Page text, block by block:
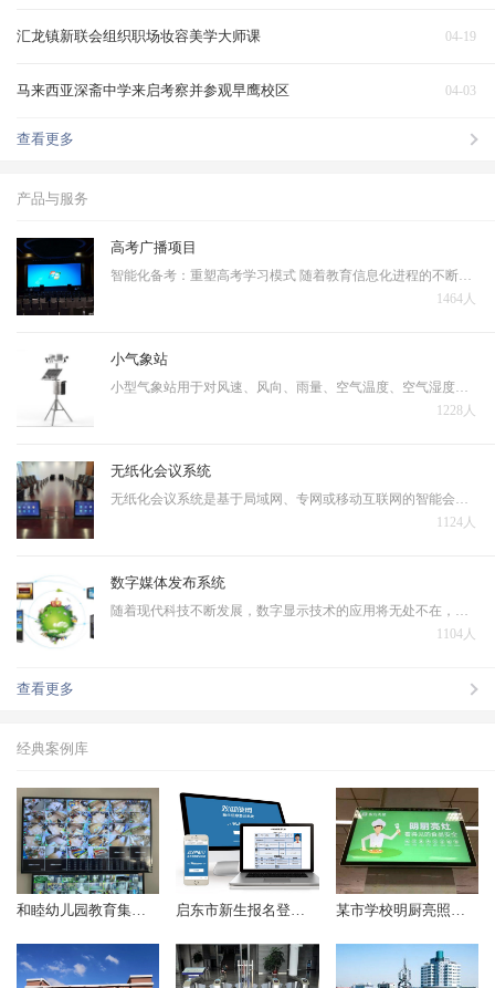
04-19
汇龙镇新联会组织职场妆容美学大师课
04-03
马来西亚深斋中学来启考察并参观早鹰校区
查看更多
产品与服务
高考广播项目
1464人
小气象站
1228人
无纸化会议系统
1124人
数字媒体发布系统
1104人
查看更多
经典案例库
和睦幼儿园教育集团监控项目顺利完成 启东市新生报名登记系统（2018年起） 某市学校明厨亮照项目（2017年起）